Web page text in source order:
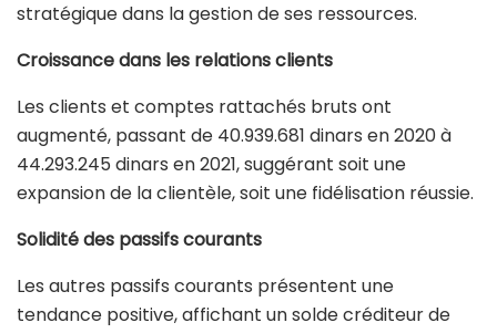
stratégique dans la gestion de ses ressources.
Croissance dans les relations clients
Les clients et comptes rattachés bruts ont
augmenté, passant de 40.939.681 dinars en 2020 à
44.293.245 dinars en 2021, suggérant soit une
expansion de la clientèle, soit une fidélisation réussie.
Solidité des passifs courants
Les autres passifs courants présentent une
tendance positive, affichant un solde créditeur de